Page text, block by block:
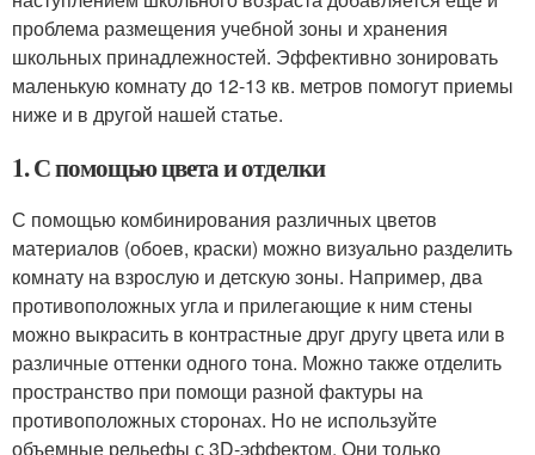
проблема размещения учебной зоны и хранения
школьных принадлежностей. Эффективно зонировать
маленькую комнату до 12-13 кв. метров помогут приемы
ниже и в другой нашей статье.
1. С помощью цвета и отделки
С помощью комбинирования различных цветов
материалов (обоев, краски) можно визуально разделить
комнату на взрослую и детскую зоны. Например, два
противоположных угла и прилегающие к ним стены
можно выкрасить в контрастные друг другу цвета или в
различные оттенки одного тона. Можно также отделить
пространство при помощи разной фактуры на
противоположных сторонах. Но не используйте
объемные рельефы с 3D-эффектом. Они только